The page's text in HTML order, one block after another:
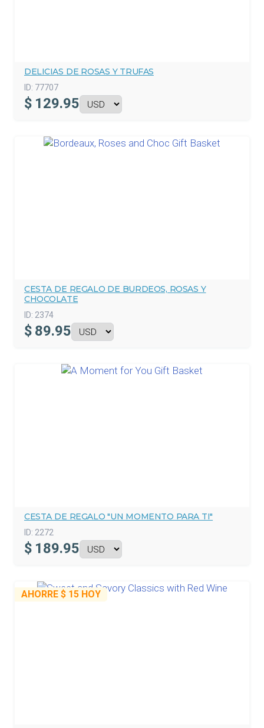
DELICIAS DE ROSAS Y TRUFAS
ID: 77707
$ 129.95
CESTA DE REGALO DE BURDEOS, ROSAS Y
CHOCOLATE
ID: 2374
$ 89.95
CESTA DE REGALO "UN MOMENTO PARA TI"
ID: 2272
$ 189.95
AHORRE $ 15 HOY